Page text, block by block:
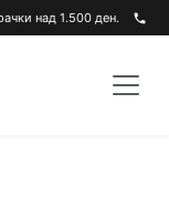
над 1.500 ден. phone